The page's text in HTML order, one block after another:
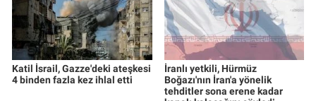
Katil İsrail, Gazze'deki ateşkesi
4 binden fazla kez ihlal etti
İranlı yetkili, Hürmüz
Boğazı'nın İran'a yönelik
tehditler sona erene kadar